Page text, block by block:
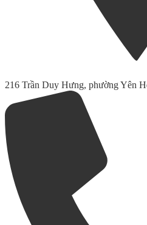
216 Trần Duy Hưng, phường Yên